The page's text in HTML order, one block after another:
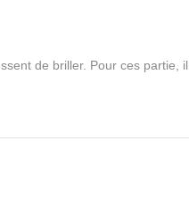
de briller. Pour ces